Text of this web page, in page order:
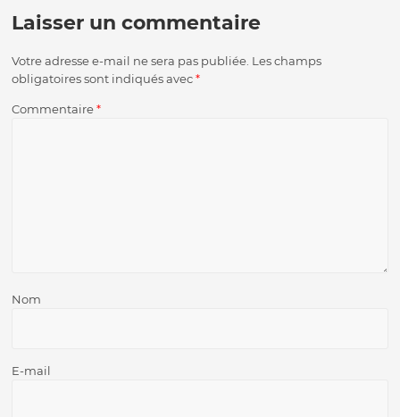
Laisser un commentaire
Votre adresse e-mail ne sera pas publiée. Les champs
obligatoires sont indiqués avec*
Commentaire*
Nom
E-mail